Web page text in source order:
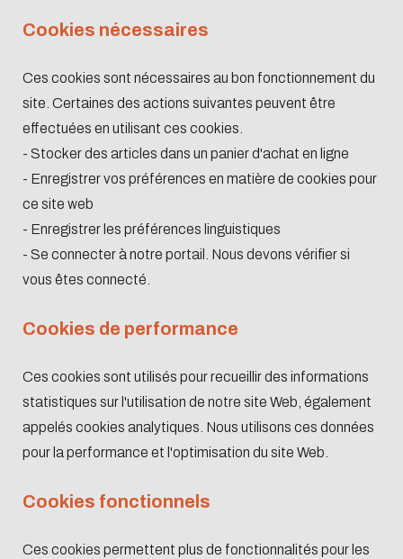
Cookies nécessaires
Ces cookies sont nécessaires au bon fonctionnement du
site. Certaines des actions suivantes peuvent être
effectuées en utilisant ces cookies.
- Stocker des articles dans un panier d'achat en ligne
- Enregistrer vos préférences en matière de cookies pour
ce site web
- Enregistrer les préférences linguistiques
- Se connecter à notre portail. Nous devons vérifier si
vous êtes connecté.
Cookies de performance
Ces cookies sont utilisés pour recueillir des informations
statistiques sur l'utilisation de notre site Web, également
appelés cookies analytiques. Nous utilisons ces données
pour la performance et l'optimisation du site Web.
Cookies fonctionnels
Ces cookies permettent plus de fonctionnalités pour les